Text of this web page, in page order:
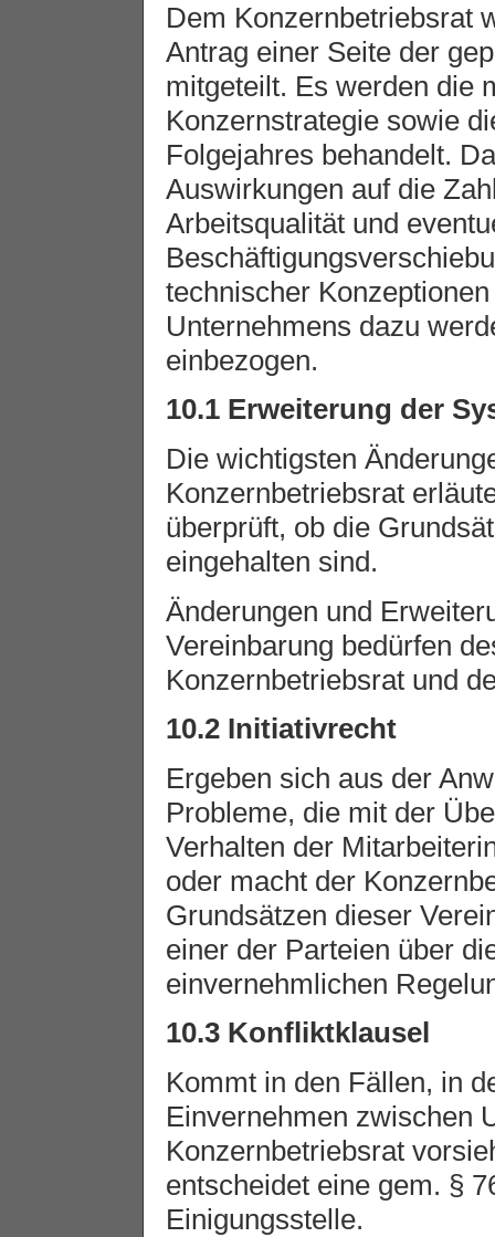
Dem Konzernbetriebsrat
Antrag einer Seite der
mitgeteilt. Es werden die
Konzernstrategie sowie
Folgejahres behandelt.
Auswirkungen auf die
Arbeitsqualität und
technischer
Unternehmens dazu
einbezogen.
10.1 Erweiterung der
Die wichtigsten
Konzernbetriebsrat
überprüft, ob die
eingehalten sind.
Änderungen und
Vereinbarung bedürfen
Konzernbetriebsrat und
10.2 Initiativrecht
Ergeben sich aus der
Probleme, die mit der
Verhalten der
oder macht der
Grundsätzen dieser
einer der Parteien über
einvernehmlichen
10.3 Konfliktklausel
Kommt in den Fällen, in
Einvernehmen zwischen
Konzernbetriebsrat
entscheidet eine gem. §
Einigungsstelle.